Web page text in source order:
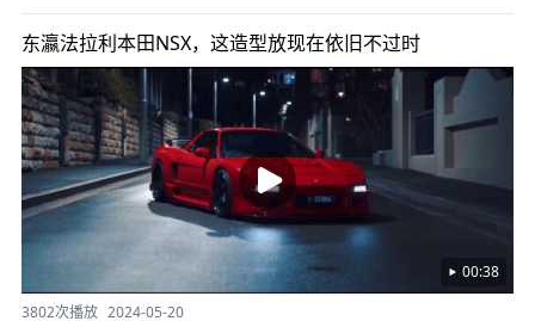
00:38
东瀛法拉利本田NSX，这造型放现在依旧不过时
3802次播放 2024-05-20